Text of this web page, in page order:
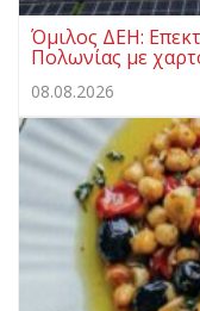
Όμιλος ΔΕΗ:
Πολωνίας με
08.08.2026